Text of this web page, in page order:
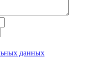
данных